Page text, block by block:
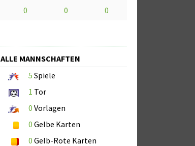
0 0 0
ALLE MANNSCHAFTEN
5 Spiele
1 Tor
0 Vorlagen
0 Gelbe Karten
0 Gelb-Rote Karten